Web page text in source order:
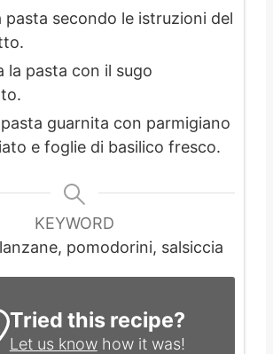
pasta secondo le istruzioni del
la pasta con il sugo
guarnita con parmigiano
e foglie di basilico fresco.
KEYWORD
pomodorini, salsiccia
Tried this recipe?
Let us knowhow it was!